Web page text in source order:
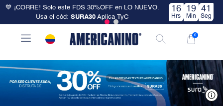
💙 ¡CORRE! Solo este FDS 30%OFF en LO NUEVO.
Usa el cód:SURA30 Aplica TyC
16
Hrs
19
Min
41
Seg
0